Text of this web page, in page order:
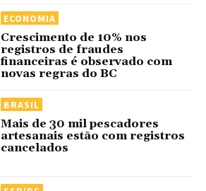
ECONOMIA
Crescimento de 10% nos
registros de fraudes
financeiras é observado com
novas regras do BC
BRASIL
Mais de 30 mil pescadores
artesanais estão com registros
cancelados